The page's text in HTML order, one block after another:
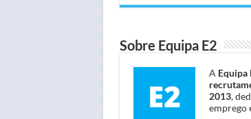
Sobre Equipa E2
A Equipa
2013,
emprego